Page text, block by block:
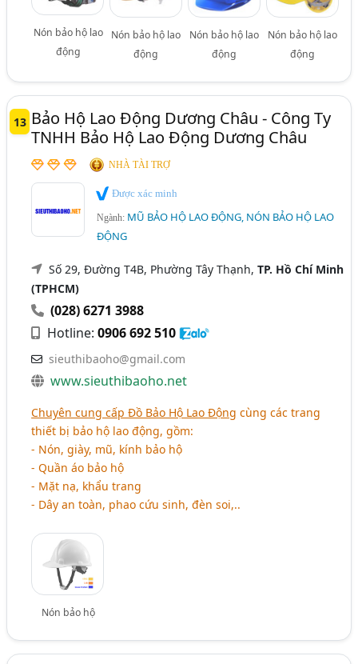
Nón bảo hộ lao
động
Nón bảo hộ lao
động
Nón bảo hộ lao
động
Nón bảo hộ lao
động
13 Bảo Hộ Lao Động Dương Châu - Công Ty
TNHH Bảo Hộ Lao Động Dương Châu
NHÀ TÀI TRỢ
Được xác minh
Ngành: MŨ BẢO HỘ LAO ĐỘNG, NÓN BẢO HỘ LAO
ĐỘNG
Số 29, Đường T4B, Phường Tây Thạnh,TP. Hồ Chí Minh
(TPHCM)
(028) 6271 3988
Hotline:0906 692 510
sieuthibaoho@gmail.com
www.sieuthibaoho.net
Chuyên cung cấp Đồ Bảo Hộ Lao Động cùng các trang
thiết bị bảo hộ lao động, gồm:
- Nón, giày, mũ, kính bảo hộ
- Quần áo bảo hộ
- Mặt nạ, khẩu trang
- Dây an toàn, phao cứu sinh, đèn soi,..
Nón bảo hộ